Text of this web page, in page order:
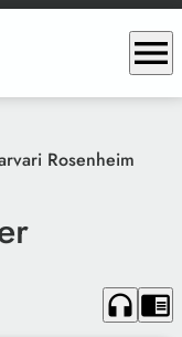
menu
Rosenheim
headphones chrome_reader_mode